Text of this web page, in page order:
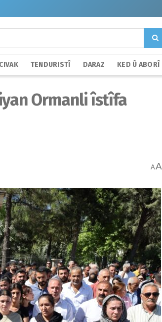
CIVAK TENDURISTÎ DARAZ KED Û ABORÎ
Ormanli îstîfa
AA